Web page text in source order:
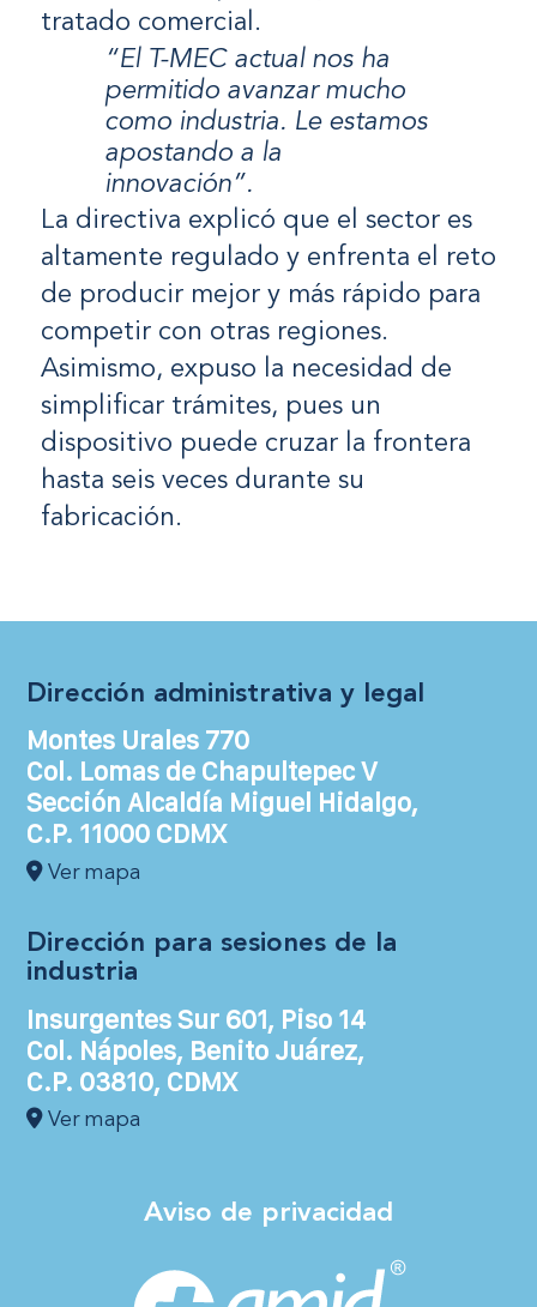
tratado comercial.
“El T-MEC actual nos ha
permitido avanzar mucho
como industria. Le estamos
apostando a la
innovación”.
La directiva explicó que el sector es
altamente regulado y enfrenta el reto
de producir mejor y más rápido para
competir con otras regiones.
Asimismo, expuso la necesidad de
simplificar trámites, pues un
dispositivo puede cruzar la frontera
hasta seis veces durante su
fabricación.
Dirección administrativa y legal
Montes Urales 770
Col. Lomas de Chapultepec V
Sección Alcaldía Miguel Hidalgo,
C.P. 11000 CDMX
Ver mapa
Dirección para sesiones de la
industria
Insurgentes Sur 601, Piso 14
Col. Nápoles, Benito Juárez,
C.P. 03810, CDMX
Ver mapa
Aviso de privacidad